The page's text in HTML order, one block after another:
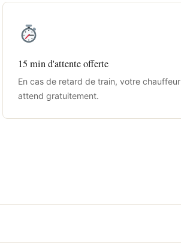
15 min d'attente offerte
En cas de retard de train, votre chauffeur
attend gratuitement.